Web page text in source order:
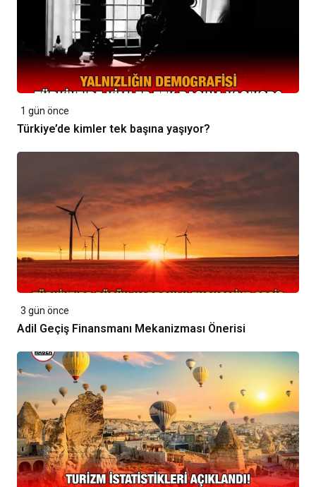
1 gün önce
Türkiye’de kimler tek başına yaşıyor?
3 gün önce
Adil Geçiş Finansmanı Mekanizması Önerisi